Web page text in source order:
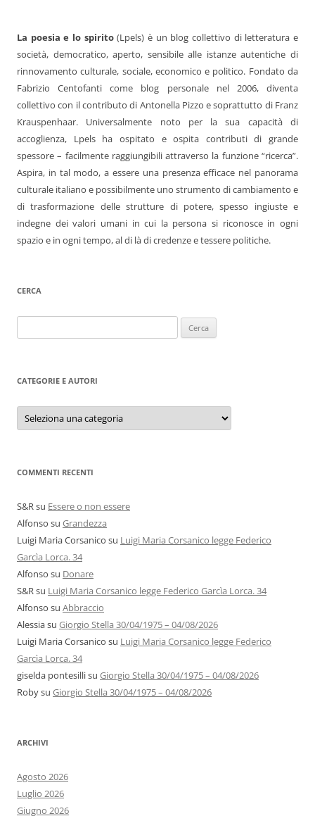
La poesia e lo spirito(Lpels) è un blog collettivo di letteratura e
società, democratico, aperto, sensibile alle istanze autentiche di
rinnovamento culturale, sociale, economico e politico. Fondato da
Fabrizio Centofanti come blog personale nel 2006, diventa
collettivo con il contributo di Antonella Pizzo e soprattutto di Franz
Krauspenhaar. Universalmente noto per la sua capacità di
accoglienza, Lpels ha ospitato e ospita contributi di grande
spessore – facilmente raggiungibili attraverso la funzione “ricerca”.
Aspira, in tal modo, a essere una presenza efficace nel panorama
culturale italiano e possibilmente uno strumento di cambiamento e
di trasformazione delle strutture di potere, spesso ingiuste e
indegne dei valori umani in cui la persona si riconosce in ogni
spazio e in ogni tempo, al di là di credenze e tessere politiche.
CERCA
per:
CATEGORIE E AUTORI
Categorie
autori
COMMENTI RECENTI
S&Rsu Essere o non essere
Alfonso su Grandezza
Luigi Maria Corsanico su Luigi Maria Corsanico legge Federico
Garcìa Lorca. 34
Alfonso su Donare
S&Rsu Luigi Maria Corsanico legge Federico Garcìa Lorca. 34
Alfonso su Abbraccio
Alessiasu Giorgio Stella 30/04/1975 – 04/08/2026
Luigi Maria Corsanico su Luigi Maria Corsanico legge Federico
Garcìa Lorca. 34
giselda pontesillisu Giorgio Stella 30/04/1975 – 04/08/2026
Robysu Giorgio Stella 30/04/1975 – 04/08/2026
ARCHIVI
Agosto 2026
Luglio 2026
Giugno 2026